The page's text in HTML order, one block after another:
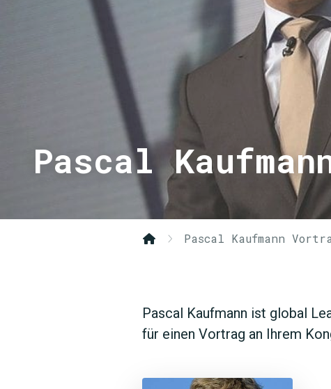
Pascal
Pascal Kaufmann
Pascal Kaufmann ist global
für einen Vortrag an Ihrem